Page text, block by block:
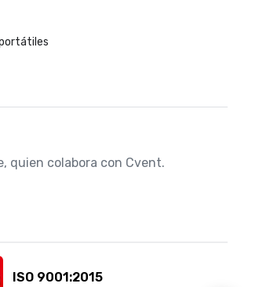
quien colabora con Cvent.
ISO 9001:2015